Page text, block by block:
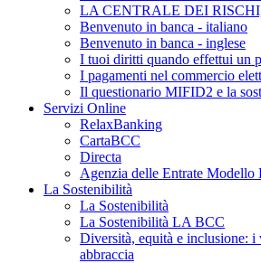
LA CENTRALE DEI
Benvenuto in banca - italiano
Benvenuto in banca - inglese
I tuoi diritti quando effettui un
I pagamenti nel commercio
Il questionario MIFID2 e la
Servizi Online
RelaxBanking
CartaBCC
Directa
Agenzia delle Entrate Modello
La Sostenibilità
La Sostenibilità
La Sostenibilità LA BCC
Diversità, equità e inclusione:
abbraccia